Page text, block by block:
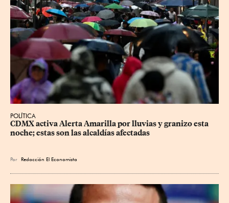
POLÍTICA
CDMX activa Alerta Amarilla por lluvias y granizo esta
noche; estas son las alcaldías afectadas
Por Redacción El Economista